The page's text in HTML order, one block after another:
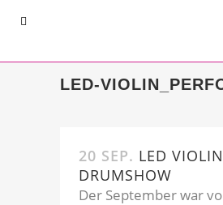
LED-
20 SEP. LED
DRUMSHOW
Der September war